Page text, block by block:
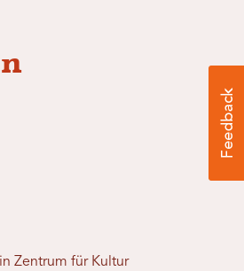
Zentrum für Kultur